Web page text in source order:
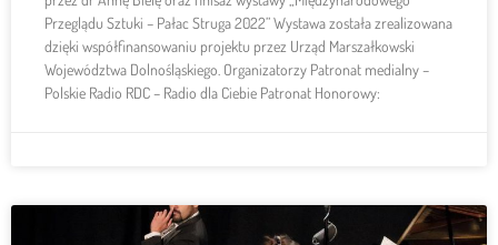
Przeglądu Sztuki – Pałac Struga 2022” Wystawa została zrealizowana
dzięki współfinansowaniu projektu przez Urząd Marszałkowski
Województwa Dolnośląskiego. Organizatorzy Patronat medialny –
Polskie Radio RDC – Radio dla Ciebie Patronat Honorowy: